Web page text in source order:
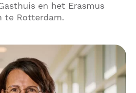
en het Erasmus
te Rotterdam.